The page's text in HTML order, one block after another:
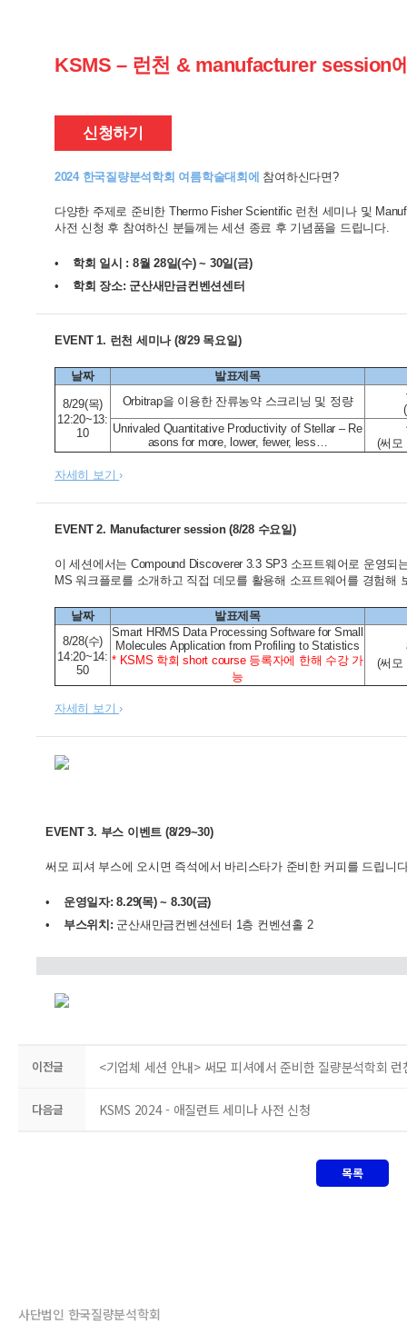
KSMS – 런천 & manufacturer session
신청하기
2024 한국질량분석학회 여름학술대회에 참여하신다면?
다양한 주제로 준비한 Thermo Fisher Scientific 런천 세미나 및
사전 신청 후 참여하신 분들께는 세션 종료 후 기념품을 드립니다.
• 학회 일시 : 8월28일(수) ~ 30일(금)
•
학회 장소: 군산새만금컨벤션센터
EVENT 1. 런천 세미나 (8/29 목요일)
날짜 발표제목
8/29(목)
12:20~13:
10
Orbitrap을 이용한 잔류농약 스크리닝 및 정량
Unrivaled Quantitative Productivity of Stellar – Re
asons for more, lower, fewer, less…
(써모
자세히 보기›
EVENT 2. Manufacturer session (8/28 수요일)
이 세션에서는 Compound Discoverer 3.3 SP3 소프트웨어로 운영되
MS 워크플로를 소개하고 직접 데모를 활용해 소프트웨어를 경험해
날짜
발표제목
8/28(수)
14:20~14:
50
Smart HRMS Data Processing Software for Small
Molecules Application from Profiling to Statistics
* KSMS 학회 short course 등록자에 한해 수강 가
능
(써모
자세히 보기›
EVENT 3. 부스 이벤트 (8/29~30)
써모 피셔 부스에 오시면 즉석에서 바리스타가 준비한 커피를 드립니
•
운영일자: 8.29(목) ~ 8.30(금)
•
부스위치 : 군산새만금컨벤션센터 1층 컨벤션홀 2
이전글 <기업체 세션 안내> 써모 피셔에서 준비한 질량분석학회
다음글 KSMS 2024 - 애질런트 세미나 사전 신청
목록
사단법인 한국질량분석학회